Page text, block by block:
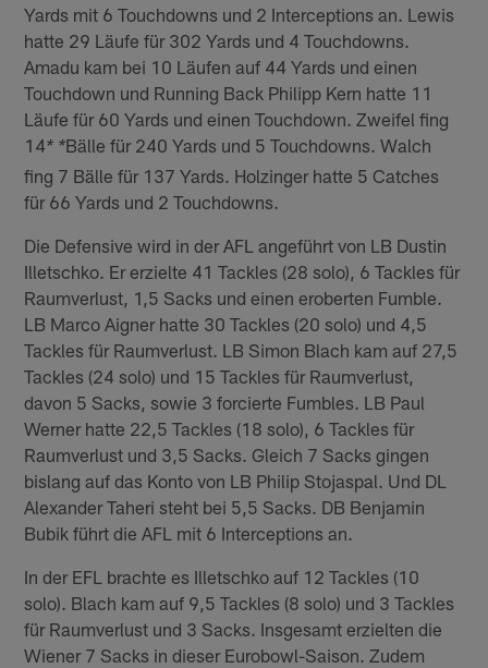
Yards mit 6 Touchdowns und 2 Interceptions an. Lewis
hatte 29 Läufe für 302 Yards und 4 Touchdowns.
Amadu kam bei 10 Läufen auf 44 Yards und einen
Touchdown und Running Back Philipp Kern hatte 11
Läufe für 60 Yards und einen Touchdown. Zweifel fing
14* *Bälle für 240 Yards und 5 Touchdowns. Walch
fing 7 Bälle für 137 Yards. Holzinger hatte 5 Catches
für 66 Yards und 2 Touchdowns.
Die Defensive wird in der AFL angeführt von LB Dustin
Illetschko. Er erzielte 41 Tackles (28 solo), 6 Tackles für
Raumverlust, 1,5 Sacks und einen eroberten Fumble.
LB Marco Aigner hatte 30 Tackles (20 solo) und 4,5
Tackles für Raumverlust. LB Simon Blach kam auf 27,5
Tackles (24 solo) und 15 Tackles für Raumverlust,
davon 5 Sacks, sowie 3 forcierte Fumbles. LB Paul
Werner hatte 22,5 Tackles (18 solo), 6 Tackles für
Raumverlust und 3,5 Sacks. Gleich 7 Sacks gingen
bislang auf das Konto von LB Philip Stojaspal. Und DL
Alexander Taheri steht bei 5,5 Sacks. DB Benjamin
Bubik führt die AFL mit 6 Interceptions an.
In der EFL brachte es Illetschko auf 12 Tackles (10
solo). Blach kam auf 9,5 Tackles (8 solo) und 3 Tackles
für Raumverlust und 3 Sacks. Insgesamt erzielten die
Wiener 7 Sacks in dieser Eurobowl-Saison. Zudem